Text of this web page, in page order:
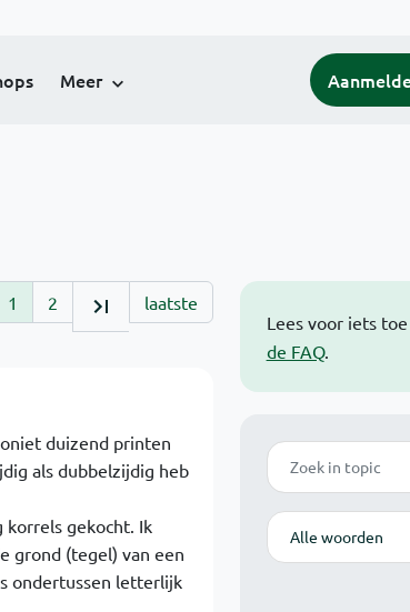
Meer
Lees voor iets
de FAQ.
Zoek
Modus
1 2 laatste
duizend printen
als dubbelzijdig heb
korrels gekocht. Ik
grond (tegel) van een
ondertussen letterlijk